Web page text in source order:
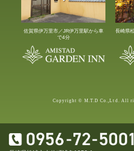
佐賀県伊万里市／JR伊万里駅から車
で4分
長崎県
Copyright © M.T.D Co.,Ltd. All